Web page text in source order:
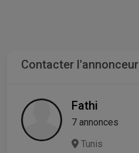
Contacter l'annonceur
Fathi
7 annonces
Tunis